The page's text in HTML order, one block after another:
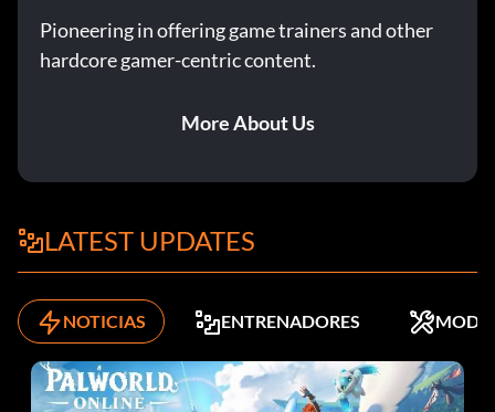
Parecer un oficial SWAT - Código alternativo 5WAT -
SWAT
Parecer una mujer punk - B00B
Parecer un punk masculino - MNKY
Parecer un gángster - TFAN
Pioneering in offering game trainers and other
hardcore gamer-centric content.
More About Us
LATEST UPDATES
NOTICIAS ENTRENADORES MODS